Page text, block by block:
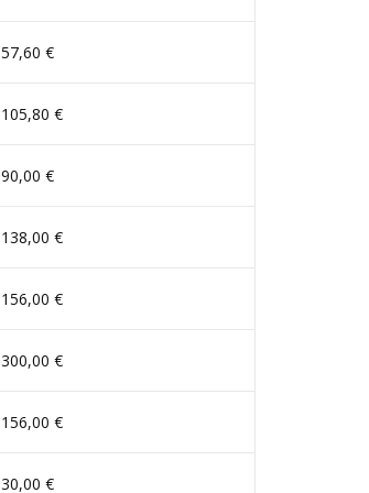
57,60 €
105,80 €
90,00 €
138,00 €
156,00 €
300,00 €
156,00 €
30,00 €